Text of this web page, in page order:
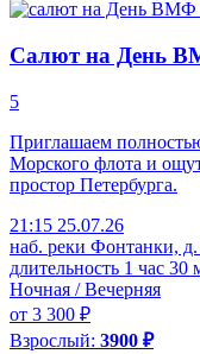
Салют на День
5
Приглашаем
Морского флота и
простор Петербурга.
21:15 25.07.26
наб. реки Фонтанки,
длительность 1 час 30
Ночная / Вечерняя
от 3 300 ₽
Взрослый: 3900 ₽